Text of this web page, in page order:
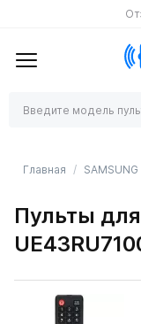
Главная SAMSUNG
Пульты